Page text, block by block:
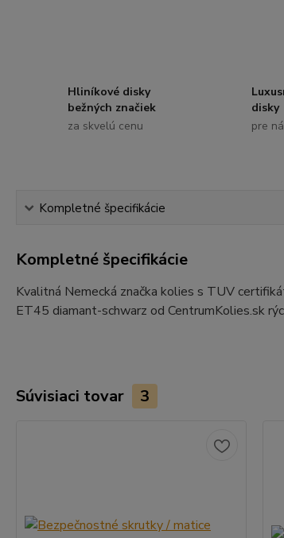
Hliníkové disky
bežných značiek
za skvelú cenu
disky
pre
Kompletné špecifikácie
Kompletné špecifikácie
Kvalitná Nemecká značka kolies s TUV
ET45 diamant-schwarz od CentrumKolies.sk
Súvisiaci tovar 3